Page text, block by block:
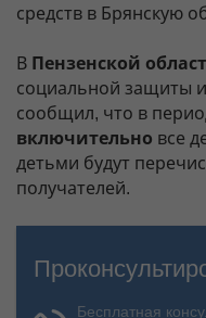
средств в Брянскую
В Пензенской
социальной защиты
сообщил, что в
включительно все
детьми будут
получателей.